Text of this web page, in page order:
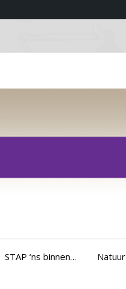
STAP ‘ns binnen… Natuur